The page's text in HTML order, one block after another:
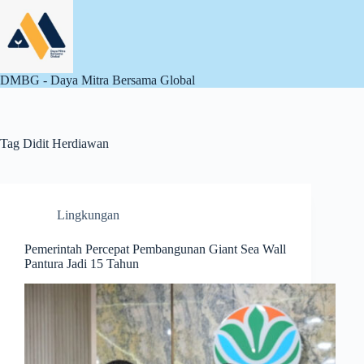
content
DMBG - Daya Mitra Bersama Global
Tag Didit Herdiawan
Lingkungan
Pemerintah Percepat Pembangunan Giant Sea Wall
Pantura Jadi 15 Tahun